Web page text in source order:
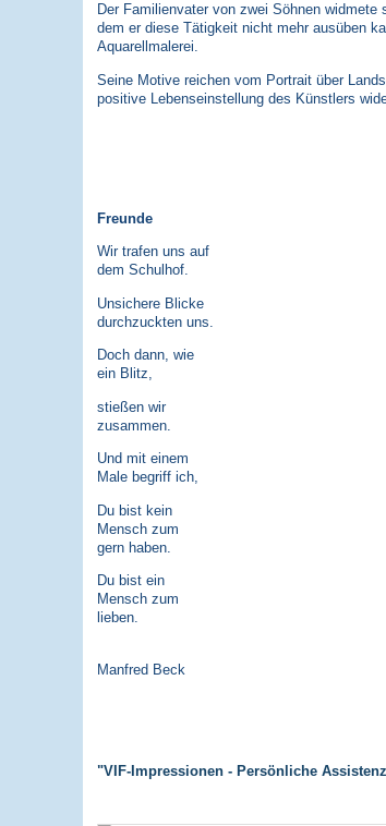
Der Familienvater von zwei Söhnen
dem er diese Tätigkeit nicht mehr ausüben
Aquarellmalerei.
Seine Motive reichen vom Portrait über
positive Lebenseinstellung des Künstlers
Freunde
Wir trafen uns auf
dem Schulhof.
Unsichere Blicke
durchzuckten uns.
Doch dann, wie
ein Blitz,
stießen wir
zusammen.
Und mit einem
Male begriff ich,
Du bist kein
Mensch zum
gern haben.
Du bist ein
Mensch zum
lieben.
Manfred Beck
"VIF-Impressionen - Persönliche